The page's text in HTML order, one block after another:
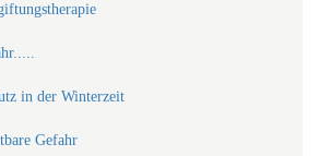
in der Winterzeit
Gefahr